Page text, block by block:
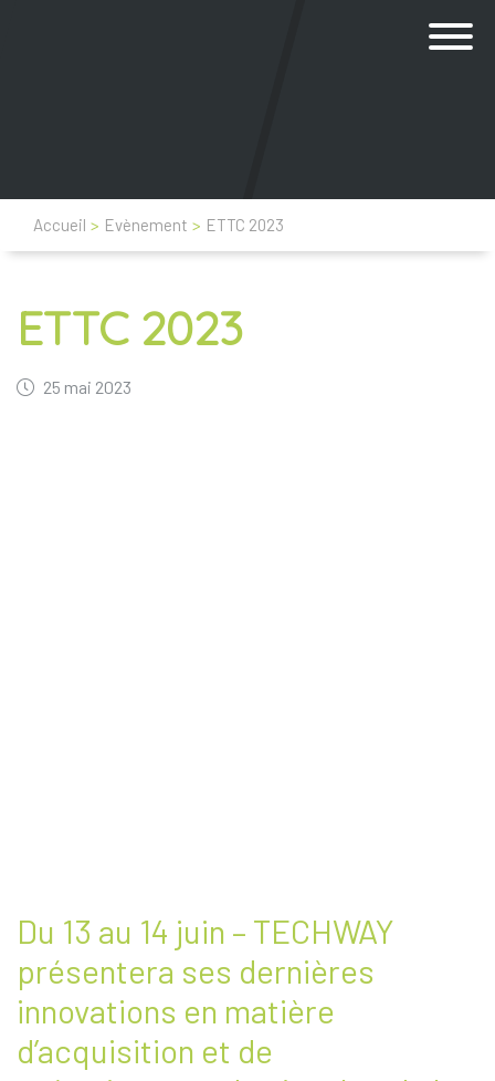
Accueil > Evènement > ETTC 2023
ETTC 2023
25 mai 2023
Du 13 au 14 juin – TECHWAY
présentera ses dernières
innovations en matière
d’acquisition et de